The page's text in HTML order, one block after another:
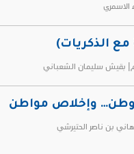
الاسمري
مع الذكريات)
بقيش سليمان الشعباني
وطن… وإخلاص مواطن
بن ناصر الحتيرشي